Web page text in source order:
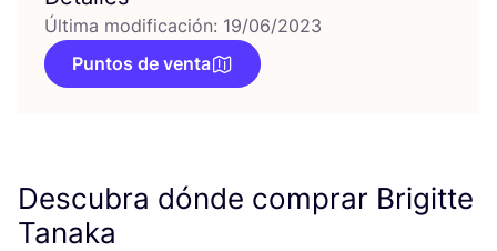
Última modificación: 19/06/2023
Puntos de venta
Descubra dónde comprar Brigitte
Tanaka